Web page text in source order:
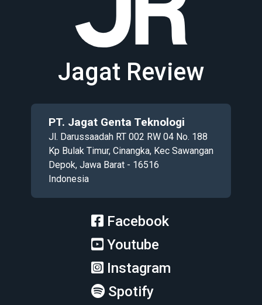
Jagat Review
PT. Jagat Genta Teknologi
Jl. Darussaadah RT 002 RW 04 No. 188
Kp Bulak Timur, Cinangka, Kec Sawangan
Depok, Jawa Barat - 16516
Indonesia
Facebook
Youtube
Instagram
Spotify